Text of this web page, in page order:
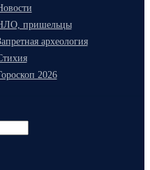
пришельцы
археология
2026